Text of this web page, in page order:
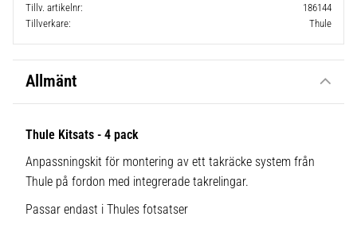
Tillv. artikelnr
186144
Tillverkare
Thule
Allmänt
Thule Kitsats - 4 pack
Anpassningskit för montering av ett takräcke system från
Thule på fordon med integrerade takrelingar.
Passar endast i Thules fotsatser